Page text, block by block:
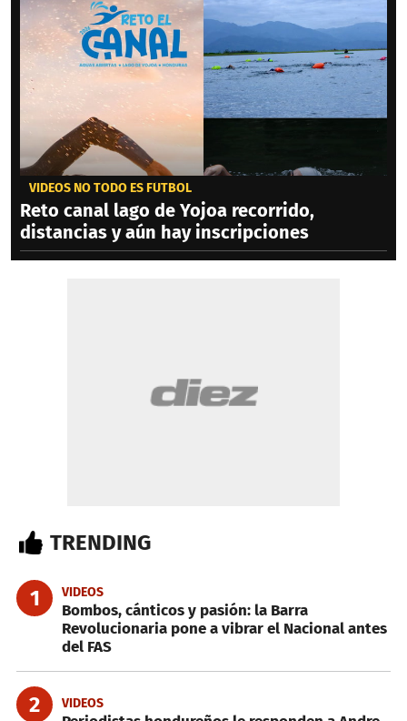
VIDEOS NO TODO ES FÚTBOL
Reto canal lago de Yojoa recorrido,
distancias y aún hay inscripciones
TRENDING
1 VIDEOS
Bombos, cánticos y pasión: la Barra
Revolucionaria pone a vibrar el Nacional antes
del FAS
2 VIDEOS